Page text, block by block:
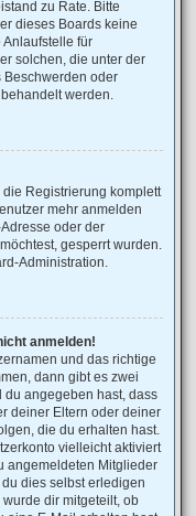
zu Rate. Bitte
dieses Boards keine
für
solchen, die unter der
Beschwerden oder
werden.
Registrierung komplett
mehr anmelden
oder der
gesperrt wurden.
Administration.
anmelden!
und das richtige
dann gibt es zwei
du angegeben hast, dass
deiner Eltern oder deiner
die du erhalten hast.
vielleicht aktiviert
angemeldeten Mitglieder
dies selbst erledigen
dir mitgeteilt, ob